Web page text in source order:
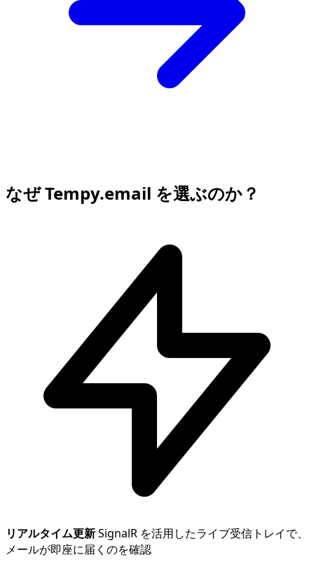
なぜ Tempy.email を選ぶのか？
リアルタイム更新SignalR を活用したライブ受信トレイで、
メールが即座に届くのを確認